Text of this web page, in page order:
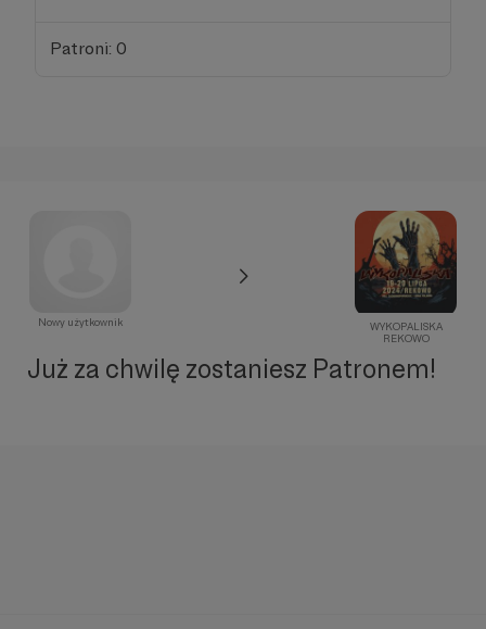
Patroni: 0
Nowy użytkownik
WYKOPALISKA
REKOWO
Już za chwilę zostaniesz Patronem!